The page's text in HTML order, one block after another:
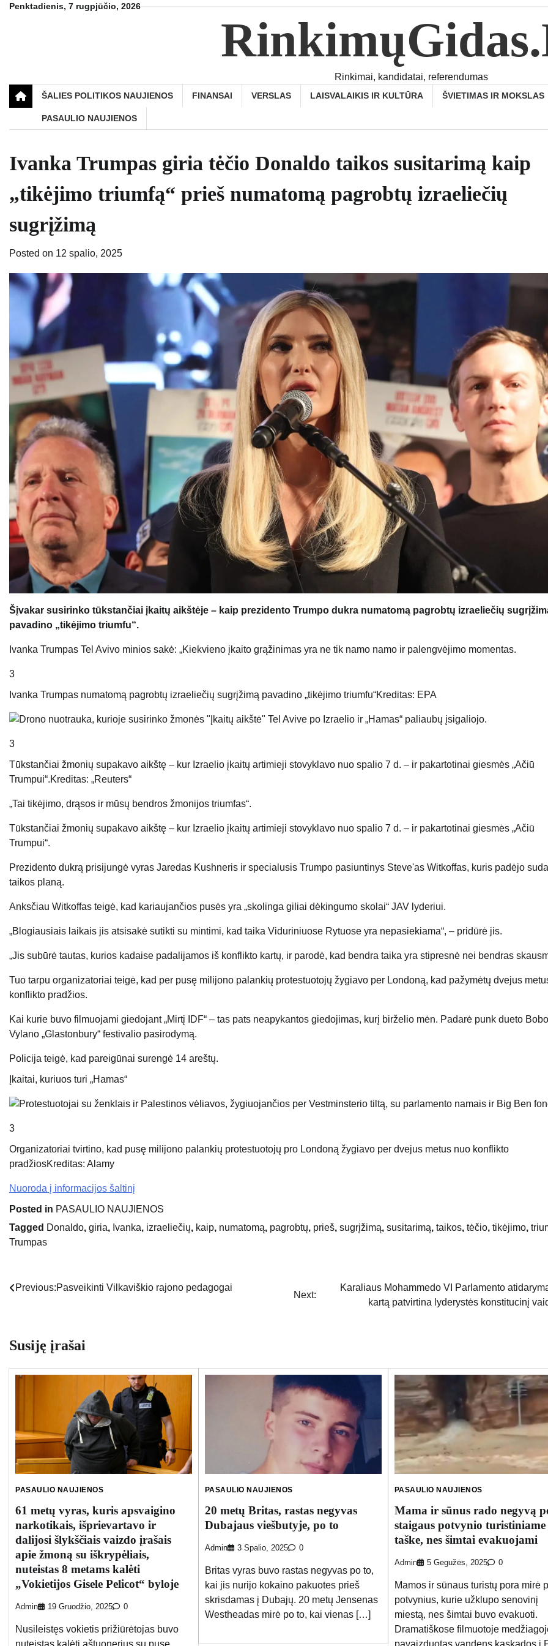
SkipPenktadienis, 7 rugpjūčio, 2026
Rinkimai, kandidatai, referendumas
ŠALIES POLITIKOS NAUJIENOS FINANSAI VERSLAS LAISVALAIKIS IR KULTŪRA ŠVIETIMAS IR MOKSLAS
PASAULIO NAUJIENOS
Ivanka Trumpas giria tėčio Donaldo taikos susitarimą kaip
„tikėjimo triumfą“ prieš numatomą pagrobtų izraeliečių
sugrįžimą
Posted on 12 spalio, 2025
Šįvakar susirinko tūkstančiai įkaitų aikštėje – kaip prezidento Trumpo dukra numatomą pagrobtų izraeliečių
pavadino „tikėjimo triumfu“.
Ivanka Trumpas Tel Avivo minios sakė: „Kiekvieno įkaito grąžinimas yra ne tik namo namo ir palengvėjimo momentas.
3
Ivanka Trumpas numatomą pagrobtų izraeliečių sugrįžimą pavadino „tikėjimo triumfu“Kreditas: EPA
3
Tūkstančiai žmonių supakavo aikštę – kur Izraelio įkaitų artimieji stovyklavo nuo spalio 7 d. – ir pakartotinai giesmės „Ačiū
Trumpui“.Kreditas: „Reuters“
„Tai tikėjimo, drąsos ir mūsų bendros žmonijos triumfas“.
Tūkstančiai žmonių supakavo aikštę – kur Izraelio įkaitų artimieji stovyklavo nuo spalio 7 d. – ir pakartotinai giesmės „Ačiū
Trumpui“.
Prezidento dukrą prisijungė vyras Jaredas Kushneris ir specialusis Trumpo pasiuntinys Steve'as Witkoffas, kuris padėjo
taikos planą.
Anksčiau Witkoffas teigė, kad kariaujančios pusės yra „skolinga giliai dėkingumo skolai“ JAV lyderiui.
„Blogiausiais laikais jis atsisakė sutikti su mintimi, kad taika Viduriniuose Rytuose yra nepasiekiama“, – pridūrė jis.
„Jis subūrė tautas, kurios kadaise padalijamos iš konflikto kartų, ir parodė, kad bendra taika yra stipresnė nei bendras
Tuo tarpu organizatoriai teigė, kad per pusę milijono palankių protestuotojų žygiavo per Londoną, kad pažymėtų dvejus
konflikto pradžios.
Kai kurie buvo filmuojami giedojant „Mirtį IDF“ – tas pats neapykantos giedojimas, kurį birželio mėn. Padarė punk dueto Bobo
Vylano „Glastonbury“ festivalio pasirodymą.
Policija teigė, kad pareigūnai surengė 14 areštų.
Įkaitai, kuriuos turi „Hamas“
3
Organizatoriai tvirtino, kad pusę milijono palankių protestuotojų pro Londoną žygiavo per dvejus metus nuo konflikto
pradžiosKreditas: Alamy
Nuoroda į informacijos šaltinį
Posted in PASAULIO NAUJIENOS
Tagged Donaldo, giria, Ivanka, izraeliečių, kaip, numatomą, pagrobtų, prieš, sugrįžimą, susitarimą, taikos, tėčio, tikėjimo,
Trumpas
Navigacija
Previous:Pasveikinti Vilkaviškio rajono pedagogai
Next:
Karaliaus Mohammedo VI Parlamento
kartą patvirtina lyderystės konstitucinį
Susiję įrašai
PASAULIO NAUJIENOS
61 metų vyras, kuris apsvaigino
narkotikais, išprievartavo ir
dalijosi šlykščiais vaizdo įrašais
apie žmoną su iškrypėliais,
nuteistas 8 metams kalėti
„Vokietijos Gisele Pelicot“ byloje
Admin 19 Gruodžio, 2025 0
Nusileistęs vokietis prižiūrėtojas buvo
nuteistas kalėti aštuonerius su puse
PASAULIO NAUJIENOS
20 metų Britas, rastas negyvas
Dubajaus viešbutyje, po to
Admin 3 Spalio, 2025 0
Britas vyras buvo rastas negyvas po to,
kai jis nurijo kokaino pakuotes prieš
skrisdamas į Dubajų. 20 metų Jensenas
Westheadas mirė po to, kai vienas […]
PASAULIO NAUJIENOS
Mama ir sūnus rado negyvą
staigaus potvynio turistiniame
taške, nes šimtai evakuojami
Admin 5 Gegužės, 2025 0
Mamos ir sūnaus turistų pora mirė
potvynius, kurie užklupo senovinį
miestą, nes šimtai buvo evakuoti.
Dramatiškose filmuotoje
pavaizduotas vandens kaskados į